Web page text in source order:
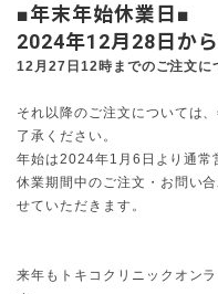
■年末年始休業日■
2024年12月28日か
12月27日12時までのご注文に
それ以降のご注文については
了承ください。
年始は2024年1月6日より通常
休業期間中のご注文・お問い
せていただきます。
来年もトキコクリニックオン